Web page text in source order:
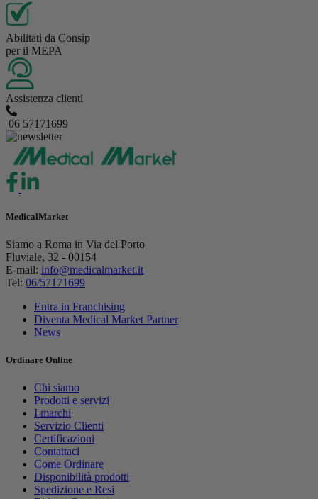
Abilitati da Consip
per il MEPA
Assistenza clienti
06 57171699
MedicalMarket
Siamo a Roma in Via del Porto
Fluviale, 32 - 00154
E-mail: info@medicalmarket.it
Tel: 06/57171699
Entra in Franchising
Diventa Medical Market Partner
News
Ordinare Online
Chi siamo
Prodotti e servizi
I marchi
Servizio Clienti
Certificazioni
Contattaci
Come Ordinare
Disponibilità prodotti
Spedizione e Resi